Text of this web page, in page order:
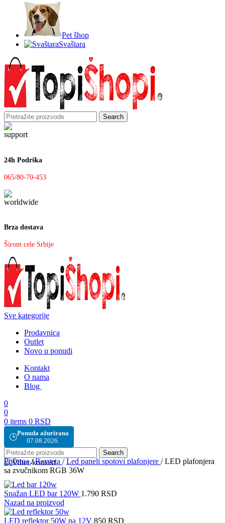
Pet šhop
Svaštara
Search
24h Podrška
065/80-70-453
Brza dostava
Širom cele Srbije
Sve kategorije
Prodavnica
Outlet
Novo u ponudi
Kontakt
O nama
Blog
0
0
0 items 0 RSD
🕒Ponuda ažurirana
07.08.2026.
Search
Početna/ Rasveta / Led paneli spotovi plafonjere / LED plafonjera
sa zvučnikom RGB 36W
Snažan LED bar 120W 1.790 RSD
Nazad na proizvod
LED reflektor 50W na 12V 850 RSD